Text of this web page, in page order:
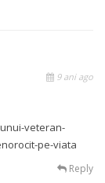
9 ani ago
veteran-
pe-viata
Reply